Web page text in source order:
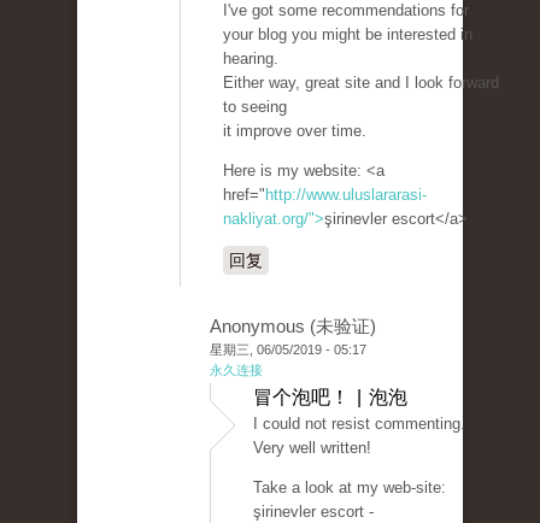
I've got some recommendations for
your blog you might be interested in
hearing.
Either way, great site and I look forward
to seeing
it improve over time.
Here is my website: <a
href=" http://www.uluslararasi-
nakliyat.org/">şirinevler escort</a>
回复
Anonymous (未验证)
星期三, 06/05/2019 - 05:17
永久连接
冒个泡吧！ | 泡泡
I could not resist commenting.
Very well written!
Take a look at my web-site:
şirinevler escort -